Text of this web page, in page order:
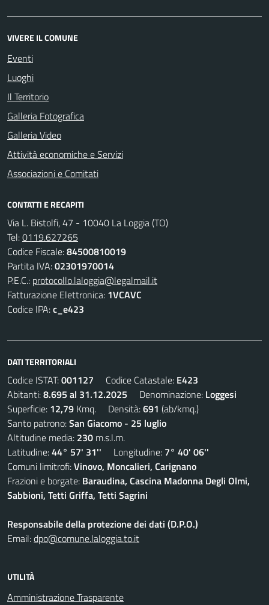
VIVERE IL COMUNE
Eventi
Luoghi
Il Territorio
Galleria Fotografica
Galleria Video
Attività economiche e Servizi
Associazioni e Comitati
CONTATTI E RECAPITI
Via L. Bistolfi, 47 - 10040 La Loggia (TO)
Tel:0119.627265
Codice Fiscale:84500810019
Partita IVA:02301970014
P.E.C.: protocollo.laloggia@legalmail.it
Fatturazione Elettronica: 1VCAVC
Codice IPA:c_e423
DATI TERRITORIALI
Codice ISTAT:001127 Codice Catastale: E423
Abitanti:8.695 al 31.12.2025 Denominazione: Loggesi
Superficie: 12,79 Kmq. Densità:691 (ab/kmq.)
Santo patrono:San Giacomo - 25 luglio
Altitudine media: 230 m.s.l.m.
Latitudine:44° 57' 31'' Longitudine: 7° 40' 06''
Comuni limitrofi:Vinovo, Moncalieri, Carignano
Frazioni e borgate: Baraudina, Cascina Madonna Degli Olmi,
Sabbioni, Tetti Griffa, Tetti Sagrini
Responsabile della protezione dei dati (D.P.O.)
Email:dpo@comune.laloggia.to.it
UTILITÀ
Amministrazione Trasparente